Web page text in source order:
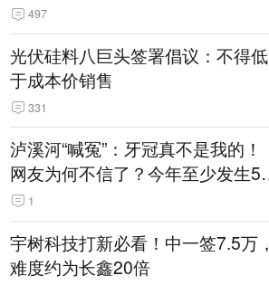
497
光伏硅料八巨头签署倡议：不得低
于成本价销售
331
泸溪河“喊冤”：牙冠真不是我的！
网友为何不信了？今年至少发生5
起“食品冤案”
1
宇树科技打新必看！中一签7.5万，
难度约为长鑫20倍